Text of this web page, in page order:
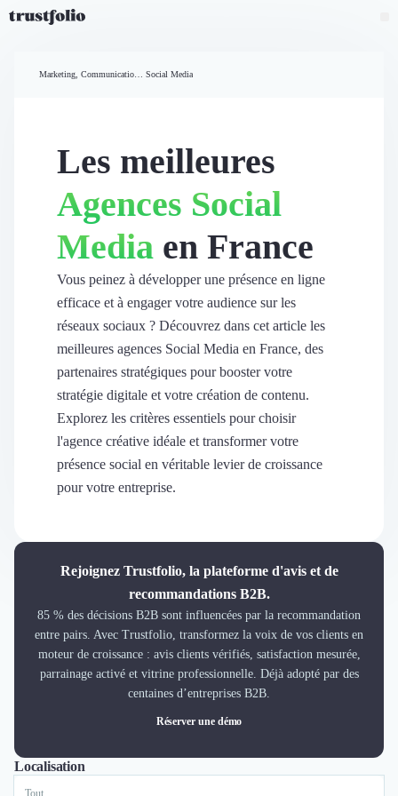
Widgets d'avis
Partage d’avis multicanal
Vidéo de témoignage
Parrainage
Intent data
Révéler le réseau
Vitrine & média
Suivi du ROI
Voir tous nos avis clients
Découvrir le média
Cabinet de Recrutement
Teambuilding
Marque Employeur
Conseil en Management et Organisation
Gestion paie
Responsabilité Sociétale des Entreprises (RSE)
Marketplace de freelance
Coaching
Accueil
Marketing, Communication et Ventes Social Media
Les meilleures
Agences Social
Media en France
Vous peinez à développer une présence en ligne
efficace et à engager votre audience sur les
réseaux sociaux ? Découvrez dans cet article les
meilleures agences Social Media en France, des
partenaires stratégiques pour booster votre
stratégie digitale et votre création de contenu.
Explorez les critères essentiels pour choisir
l'agence créative idéale et transformer votre
présence social en véritable levier de croissance
pour votre entreprise.
Rejoignez Trustfolio, la plateforme d'avis et de
recommandations B2B.
85 % des décisions B2B sont influencées par la recommandation
entre pairs. Avec Trustfolio, transformez la voix de vos clients en
moteur de croissance : avis clients vérifiés, satisfaction mesurée,
parrainage activé et vitrine professionnelle. Déjà adopté par des
centaines d’entreprises B2B.
Réserver une démo
Localisation
ToutLyonParis